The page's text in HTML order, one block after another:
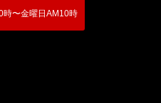
時〜金曜日AM10時